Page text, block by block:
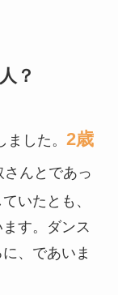
？
した。 2歳
んとであっ
いたとも、
す。ダンス
、であいま